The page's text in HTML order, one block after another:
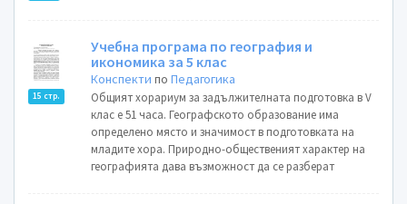
15 стр.
Учебна програма по география и
икономика за 5 клас
Конспекти поПедагогика
Общият хорариум за задължителната подготовка в V
клас е 51 часа. Географското образование има
определено място и значимост в подготовката на
младите хора. Природно-общественият характер на
географията дава възможност да се разберат